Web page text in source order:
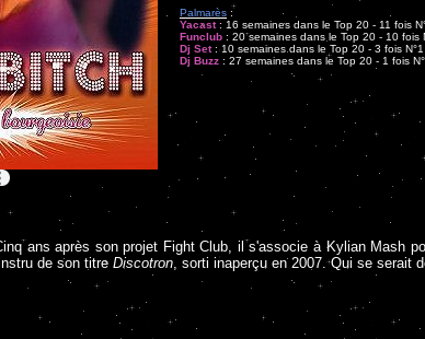
Palmarès :
Yacast: 16 semaines dans le Top 20 - 11 fois
Funclub : 20 semaines dans le Top 20 - 10 fois
Dj Set: 10 semaines dans le Top 20 - 3 fois N°1
Dj Buzz : 27 semaines dans le Top 20 - 1 fois
ans après son projet Fight Club, il s'associe à Kylian Mash
de son titre Discotron, sorti inaperçu en 2007. Qui se serait